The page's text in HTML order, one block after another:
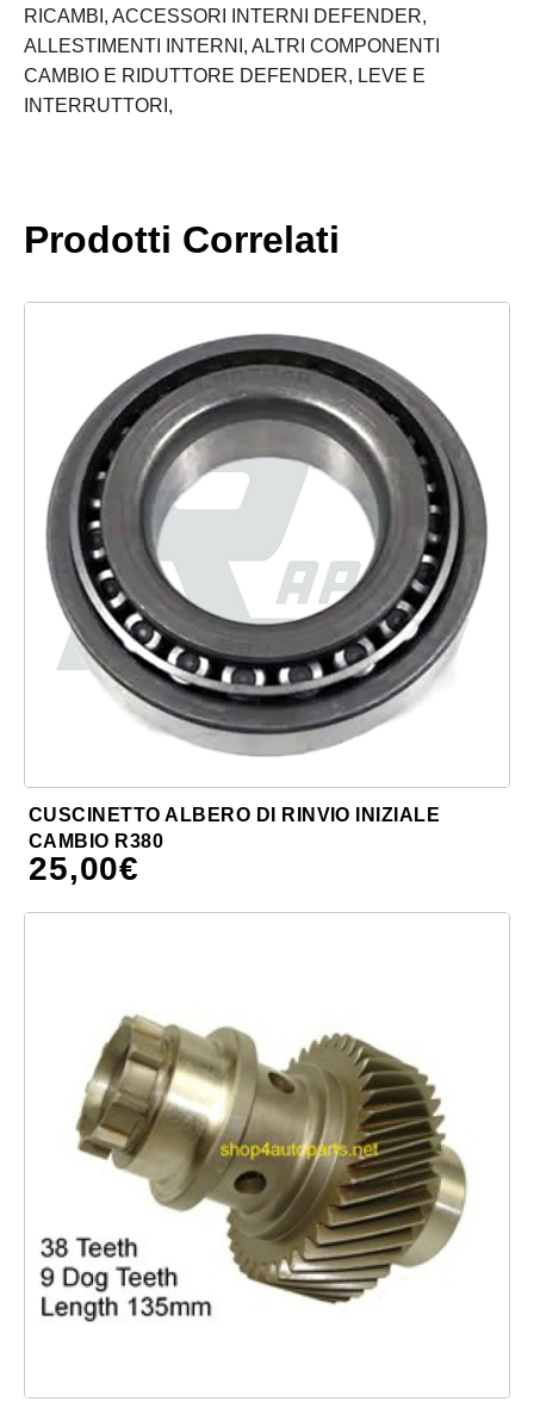
TDI
ALLUMINIO
quantità
RICAMBI, ACCESSORI INTERNI DEFENDER,
ALLESTIMENTI INTERNI, ALTRI COMPONENTI
CAMBIO E RIDUTTORE DEFENDER, LEVE E
INTERRUTTORI,
Prodotti Correlati
CUSCINETTO ALBERO DI RINVIO INIZIALE
CAMBIO R380
25,00€